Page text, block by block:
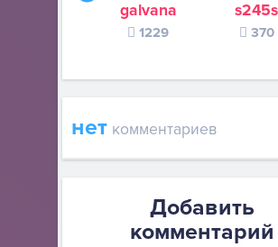
galvana
1229
s245s
370
нет комментариев
Добавить
комментарий